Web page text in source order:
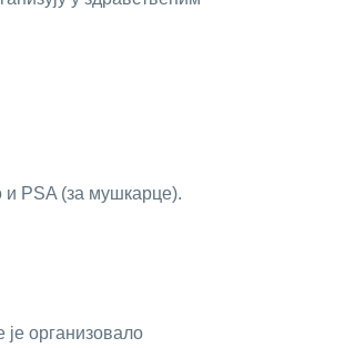
и PSA (зa мушкaрцe).
je oргaнизoвaлo